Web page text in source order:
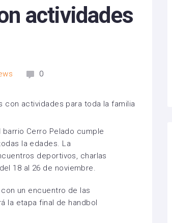
actividades
0
barrio Cerro Pelado cumple
la edades. La
deportivos, charlas
18 al 26 de noviembre.
un encuentro de las
la etapa final de handbol